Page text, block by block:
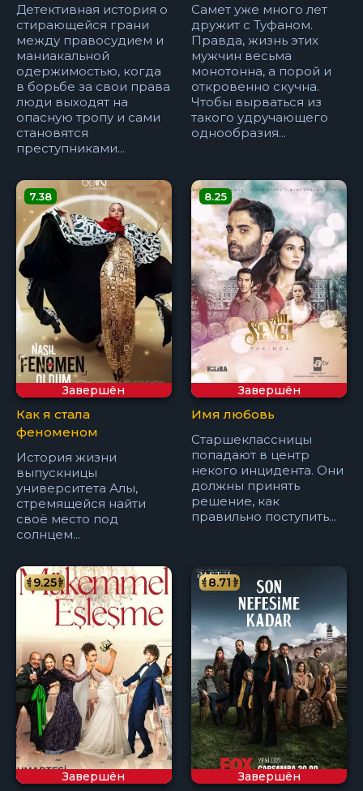
Детективная история о
стирающейся грани
между правосудием и
маниакальной
одержимостью, когда
в борьбе за свои права
люди выходят на
опасную тропу и сами
становятся
преступниками...
Самет уже много лет
дружит с Туфаном.
Правда, жизнь этих
мужчин весьма
монотонна, а порой и
откровенно скучна.
Чтобы вырваться из
такого удручающего
однообразия...
Завершён
7.38
Как я стала
феноменом
История жизни
выпускницы
университета Алы,
стремящейся найти
своё место под
солнцем...
Завершён
8.25
Имя любовь
Старшеклассницы
попадают в центр
некого инцидента. Они
должны принять
решение, как
правильно поступить...
Завершён
9.25
Завершён
8.71